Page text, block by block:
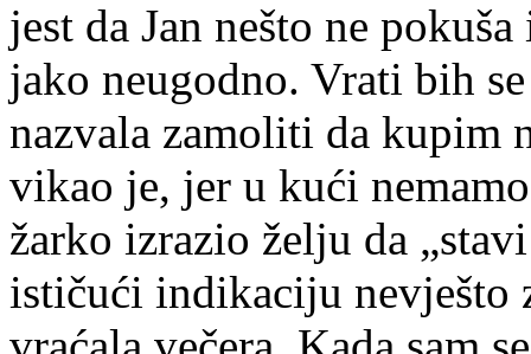
jest da Jan nešto ne
jako neugodno. Vrati bih
nazvala zamoliti da kupim
vikao je, jer u kući
žarko izrazio želju da
ističući indikaciju nevješto